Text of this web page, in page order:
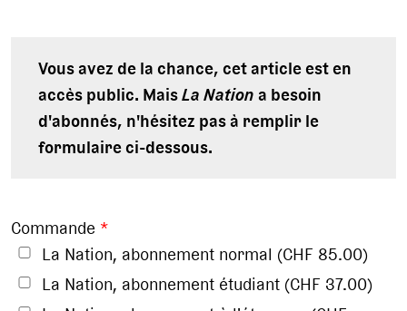
Vous avez de la chance, cet article est en
accès public. MaisLa Nationa besoin
d'abonnés, n'hésitez pas à remplir le
formulaire ci-dessous.
Commande *
La Nation, abonnement normal (CHF 85.00)
La Nation, abonnement étudiant (CHF 37.00)